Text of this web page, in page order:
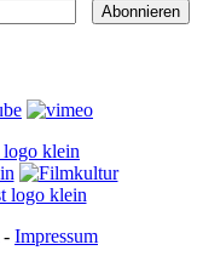
- Impressum